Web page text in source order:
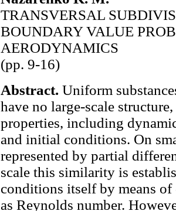
TRANSVERSAL
BOUNDARY VALUE
AERODYNAMICS
(pp. 9-16)
Abstract. Uniform
have no large-scale
properties, including
and initial conditions. On
represented by partial
scale this similarity is
conditions itself by means of
as Reynolds number.